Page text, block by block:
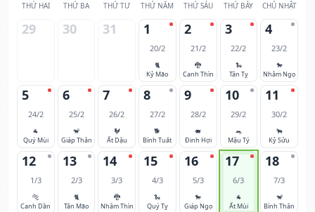
THỨ HAI THỨ BA THỨ TƯ THỨ NĂM THỨ SÁU THỨ BẢY CHỦ NHẬT
29 30 31 1
20/2
🐈
Kỷ Mão
2
21/2
🐉
Canh Thìn
3
22/2
🐍
Tân Tỵ
4
23/2
🐎
Nhâm Ngọ
5
24/2
🐐
Quý Mùi
6
25/2
🐒
Giáp Thân
7
26/2
🐓
Ất Dậu
8
27/2
🐕
Bính Tuất
9
28/2
🐖
Đinh Hợi
10
29/2
🐀
Mậu Tý
11
30/2
🐂
Kỷ Sửu
12
1/3
🐅
Canh Dần
13
2/3
🐈
Tân Mão
14
3/3
🐉
Nhâm Thìn
15
4/3
🐍
Quý Tỵ
16
5/3
🐎
Giáp Ngọ
17
6/3
🐐
Ất Mùi
18
7/3
🐒
Bính Thân